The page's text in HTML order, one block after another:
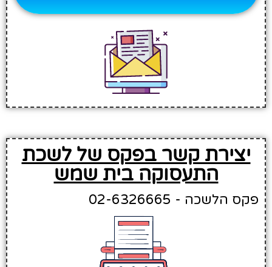
יצירת קשר בפקס של לשכת
התעסוקה בית שמש
פקס הלשכה - 02-6326665